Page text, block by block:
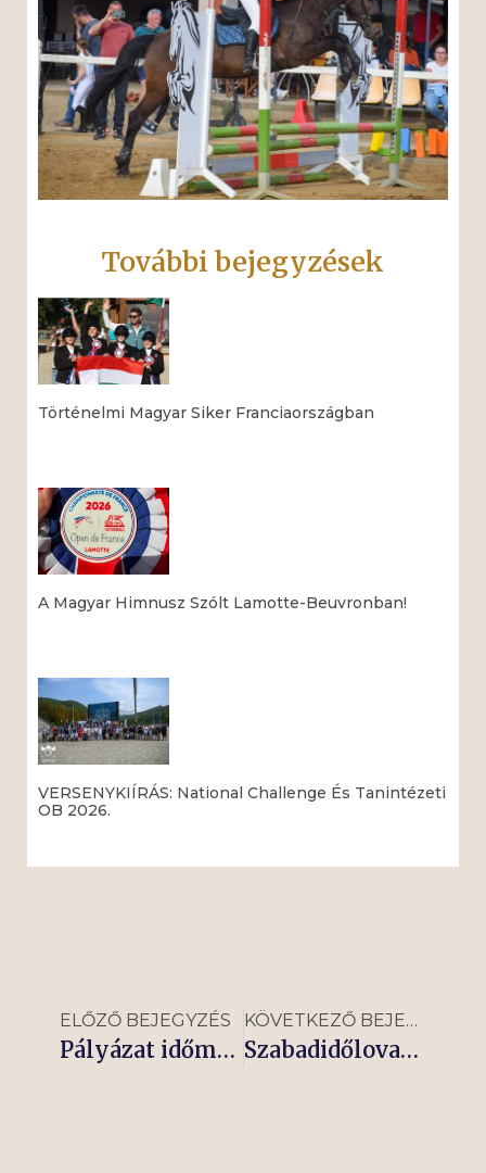
További bejegyzések
Történelmi Magyar Siker Franciaországban
A Magyar Himnusz Szólt Lamotte-Beuvronban!
VERSENYKIÍRÁS: National Challenge És Tanintézeti
OB 2026.
ELŐZŐ BEJEGYZÉS
Pályázat időmérő szerkezetre
KÖVETKEZŐ BEJEGYZÉS
Szabadidőlovas Döntő – Budapest!